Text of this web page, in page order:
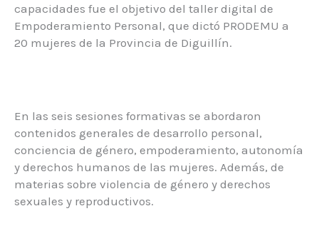
capacidades fue el objetivo del taller digital de
Empoderamiento Personal, que dictó PRODEMU a
20 mujeres de la Provincia de Diguillín.
En las seis sesiones formativas se abordaron
contenidos generales de desarrollo personal,
conciencia de género, empoderamiento, autonomía
y derechos humanos de las mujeres. Además, de
materias sobre violencia de género y derechos
sexuales y reproductivos.